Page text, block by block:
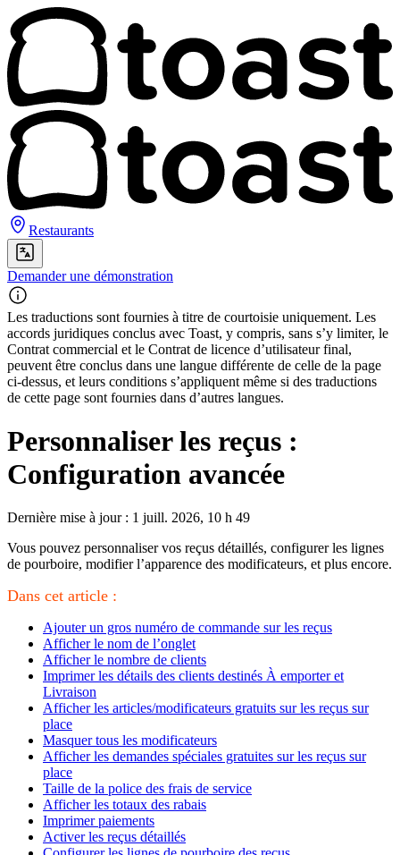
Restaurants
Demander une démonstration
Les traductions sont fournies à titre de courtoisie uniquement. Les
accords juridiques conclus avec Toast, y compris, sans s’y limiter, le
Contrat commercial et le Contrat de licence d’utilisateur final,
peuvent être conclus dans une langue différente de celle de la page
ci-dessus, et leurs conditions s’appliquent même si des traductions
de cette page sont fournies dans d’autres langues.
Personnaliser les reçus :
Configuration avancée
Dernière mise à jour : 1 juill. 2026, 10 h 49
Vous pouvez personnaliser vos reçus détaillés, configurer les lignes
de pourboire, modifier l’apparence des modificateurs, et plus encore.
Dans cet article :
Ajouter un gros numéro de commande sur les reçus
Afficher le nom de l’onglet
Afficher le nombre de clients
Imprimer les détails des clients destinés À emporter et
Livraison
Afficher les articles/modificateurs gratuits sur les reçus sur
place
Masquer tous les modificateurs
Afficher les demandes spéciales gratuites sur les reçus sur
place
Taille de la police des frais de service
Afficher les totaux des rabais
Imprimer paiements
Activer les reçus détaillés